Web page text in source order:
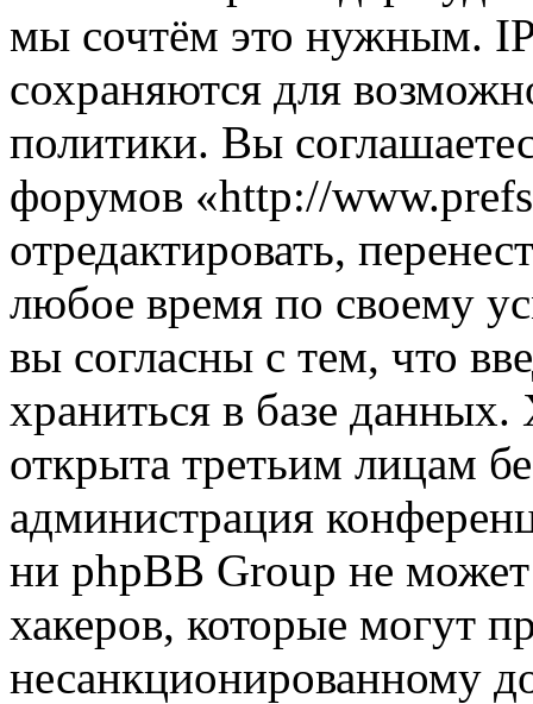
мы сочтём это нужным.
сохраняются для
политики. Вы
форумов «http://
отредактировать,
любое время по своему
вы согласны с тем, что
храниться в базе
открыта третьим лицам
администрация
ни phpBB Group не может
хакеров, которые могут
несанкционированному